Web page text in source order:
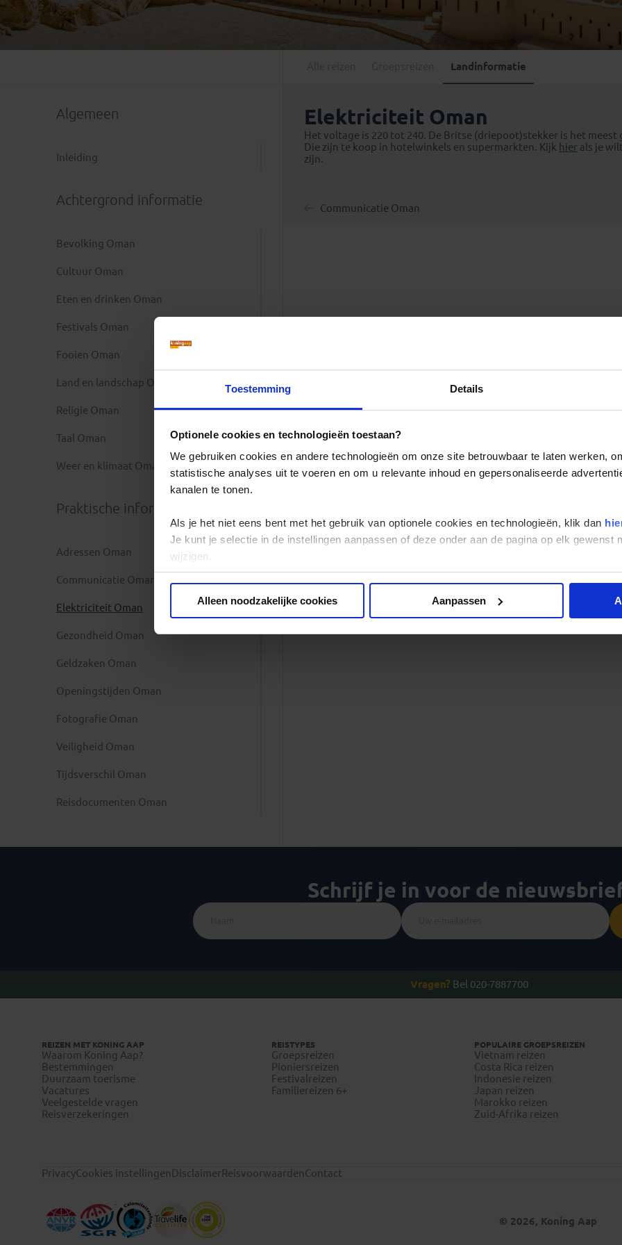
Toestemming Details
Optionele cookies en technologieën toestaan?
We gebruiken cookies en andere technologieën om onze site betrouwbaar te laten werken,
statistische analyses uit te voeren en om u relevante inhoud en gepersonaliseerde
kanalen te tonen.
Als je het niet eens bent met het gebruik van optionele cookies en technologieën, klik dan
Je kunt je selectie in de instellingen aanpassen of deze onder aan de pagina op elk gewenst
wijzigen.
Alleen noodzakelijke cookies
Aanpassen
Mongolië(1)
Tadzjikistan(1)
(8)
Tanzania(1)
Mexico
Paraguay(1)
Kroatië(2)
Letland(3)
Moldavië
Montenegro(2)
Landinformatie
Algemeen
Inleiding
Achtergrond informatie
Bevolking Oman
Cultuur Oman
Eten en drinken Oman
Festivals Oman
Fooien Oman
Land en landschap Oman
Religie Oman
Taal Oman
Weer en klimaat Oman
Praktische informatie
Adressen Oman
Communicatie Oman
Elektriciteit Oman
Gezondheid Oman
Geldzaken Oman
Openingstijden Oman
Fotografie Oman
Veiligheid Oman
Tijdsverschil Oman
Reisdocumenten Oman
Elektriciteit Oman
Het voltage is 220 tot 240. De Britse (driepoot)stekker is het
Die zijn te koop in hotelwinkels en supermarkten. Kijk hier als je
zijn.
Communicatie Oman
Schrijf je in voor de
Vragen? Bel 020-7887700
REIZEN MET KONING AAP
Waarom Koning Aap?
Bestemmingen
Duurzaam toerisme
Vacatures
Veelgestelde vragen
Reisverzekeringen
REISTYPES
Groepsreizen
Pioniersreizen
Festivalreizen
Familiereizen 6+
POPULAIRE GROEPSREIZEN
Vietnam reizen
Costa Rica reizen
Indonesie reizen
Japan reizen
Marokko reizen
Zuid-Afrika reizen
PrivacyCookies instellingen DisclaimerReisvoorwaardenContact
© 2026, Koning Aap